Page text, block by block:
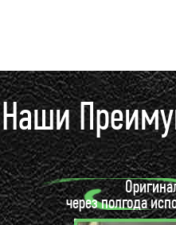
Наши
через полгода